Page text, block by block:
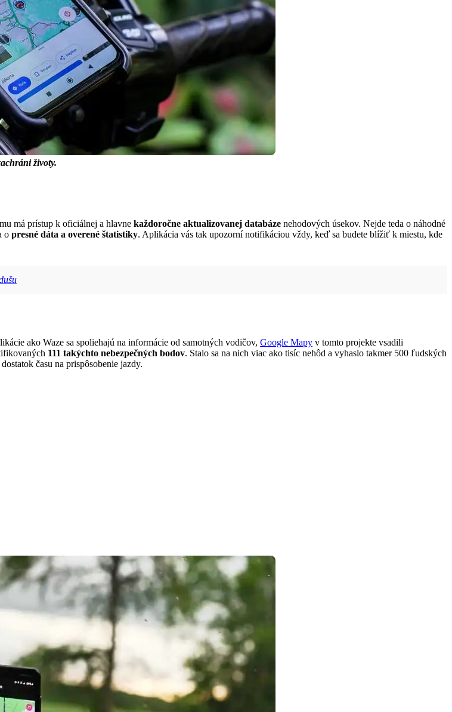
životy.
má prístup k oficiálnej a hlavne každoročne aktualizovanej databáze nehodových úsekov. Nejde teda o náhodné
o presné dáta a overené štatistiky. Aplikácia vás tak upozorní notifikáciou vždy, keď sa budete blížiť k miestu, kde
ako Waze sa spoliehajú na informácie od samotných vodičov, Google Mapy v tomto projekte vsadili
111 takýchto nebezpečných bodov. Stalo sa na nich viac ako tisíc nehôd a vyhaslo takmer 500 ľudských
času na prispôsobenie jazdy.